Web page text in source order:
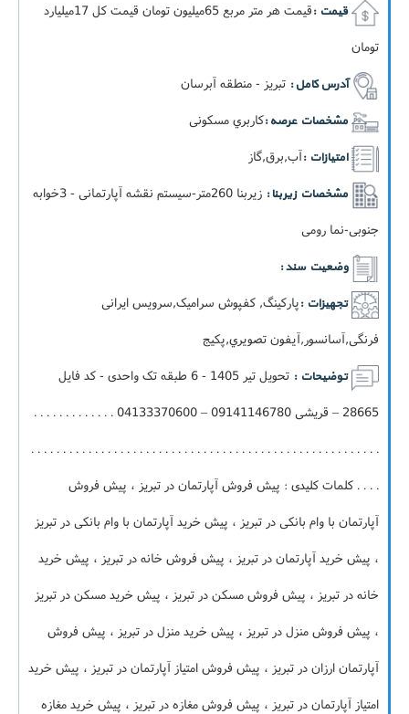
قیمت :
قيمت هر متر مربع 65ميليون تومان قيمت کل 17ميليارد
تومان
آدرس کامل : تبریز - منطقه آبرسان
مشخصات عرصه :کاربري مسکونی
امتیازات :آب,برق,گاز
مشخصات زیربنا :
زيربنا 260متر-سيستم نقشه آپارتمانی - 3خوابه
جنوبی-نما رومی
وضعیت سند :
تجهیزات :پارکینگ, کفپوش سرامیک,سرویس ایرانی
فرنگی,آسانسور,آيفون تصويري,پکيج
توضیحات :
تحویل تیر 1405 - 6 طبقه تک واحدی - کد فایل
28665 – قریشی 09141146780 – 04133370600 . . . . . . . . . . . . .
. . . . . . . . . . . . . . . . . . . . . . . . . . . . . . . . . . . . . . . . . . . . . . . . . . . . . . .
. . . . کلمات کلیدی : پیش فروش آپارتمان در تبریز ، پیش فروش
آپارتمان با وام بانکی در تبریز ، پیش خرید آپارتمان با وام بانکی در تبریز
، پیش خرید آپارتمان در تبریز ، پیش فروش خانه در تبریز ، پیش خرید
خانه در تبریز ، پیش فروش مسکن در تبریز ، پیش خرید مسکن در تبریز
، پیش فروش منزل در تبریز ، پیش خرید منزل در تبریز ، پیش فروش
آپارتمان ارزان در تبریز ، پیش فروش امتیاز آپارتمان در تبریز ، پیش خرید
امتیاز آپارتمان در تبریز ، پیش فروش مغازه در تبریز ، پیش خرید مغازه